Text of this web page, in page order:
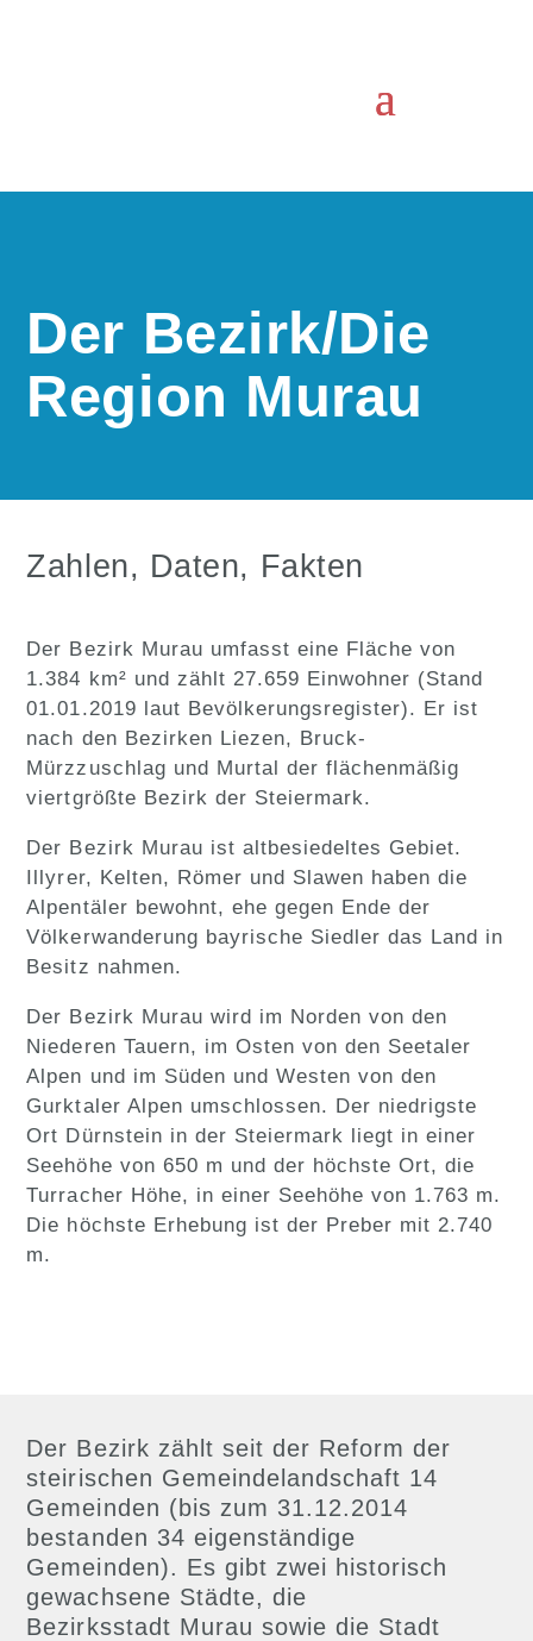
Der Bezirk/Die
Region Murau
Zahlen, Daten, Fakten
Der Bezirk Murau umfasst eine Fläche von
1.384 km² und zählt 27.659 Einwohner (Stand
01.01.2019 laut Bevölkerungsregister). Er ist
nach den Bezirken Liezen, Bruck-
Mürzzuschlag und Murtal der flächenmäßig
viertgrößte Bezirk der Steiermark.
Der Bezirk Murau ist altbesiedeltes Gebiet.
Illyrer, Kelten, Römer und Slawen haben die
Alpentäler bewohnt, ehe gegen Ende der
Völkerwanderung bayrische Siedler das Land in
Besitz nahmen.
Der Bezirk Murau wird im Norden von den
Niederen Tauern, im Osten von den Seetaler
Alpen und im Süden und Westen von den
Gurktaler Alpen umschlossen. Der niedrigste
Ort Dürnstein in der Steiermark liegt in einer
Seehöhe von 650 m und der höchste Ort, die
Turracher Höhe, in einer Seehöhe von 1.763 m.
Die höchste Erhebung ist der Preber mit 2.740
m.
Der Bezirk zählt seit der Reform der
steirischen Gemeindelandschaft 14
Gemeinden (bis zum 31.12.2014
bestanden 34 eigenständige
Gemeinden). Es gibt zwei historisch
gewachsene Städte, die
Bezirksstadt Murau sowie die Stadt